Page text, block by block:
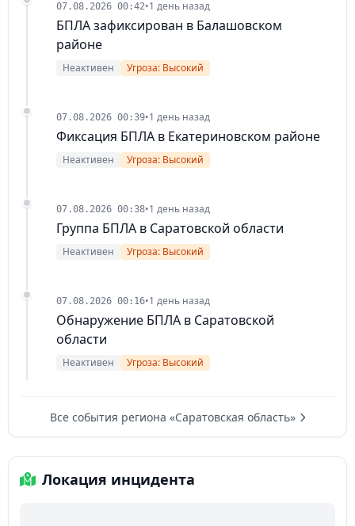
07.08.2026 00:42•1 день назад
БПЛА зафиксирован в Балашовском
районе
Неактивен Угроза: Высокий
07.08.2026 00:39•1 день назад
Фиксация БПЛА в Екатериновском районе
Неактивен Угроза: Высокий
07.08.2026 00:38•1 день назад
Группа БПЛА в Саратовской области
Неактивен Угроза: Высокий
07.08.2026 00:16•1 день назад
Обнаружение БПЛА в Саратовской
области
Неактивен Угроза: Высокий
Все события региона «Саратовская область»
Локация инцидента